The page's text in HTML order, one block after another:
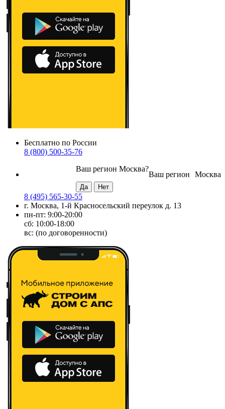
Бесплатно по России
8 (800) 500-35-76
Москва
Ваш регион
Ваш регион Москва?
8 (495) 565-30-55
г. Москва, 1-й Красносельский переулок д. 13
пн-пт: 9:00-20:00
сб: 10:00-18:00
вс: (по договоренности)